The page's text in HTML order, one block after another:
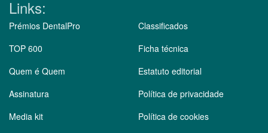
Links:
Prémios DentalPro
TOP 600
Quem é Quem
Assinatura
Media kit
Classificados
Ficha técnica
Estatuto editorial
Política de privacidade
Política de cookies